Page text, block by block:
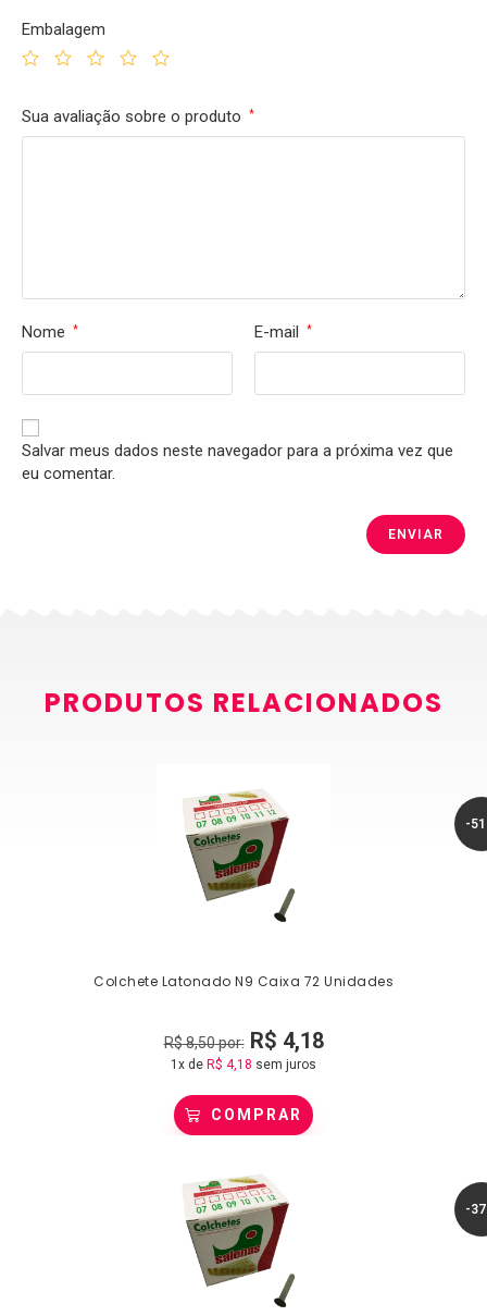
Embalagem
Sua avaliação sobre o produto *
Nome * E-mail *
Salvar meus dados neste navegador para a próxima vez que
eu comentar.
PRODUTOS RELACIONADOS
-
Colchete Latonado N9 Caixa 72 Unidades
R$8,50por: R$ 4,18
1x de R$ 4,18 sem juros
COMPRAR
-